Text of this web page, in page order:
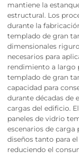
mantiene la
estructural. Los
durante la
templado de gran
dimensionales
necesarios para
rendimiento a largo
templado de gran
capacidad para
durante décadas de
cargas del edificio.
paneles de vidrio
escenarios de
diseños tanto para
reduciendo el